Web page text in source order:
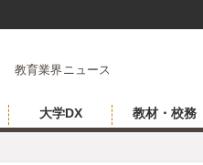
教育業界ニュース
大学DX 教材・校務